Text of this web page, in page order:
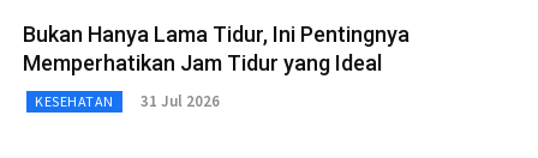
Bukan Hanya Lama Tidur, Ini Pentingnya
Memperhatikan Jam Tidur yang Ideal
KESEHATAN 31 Jul 2026